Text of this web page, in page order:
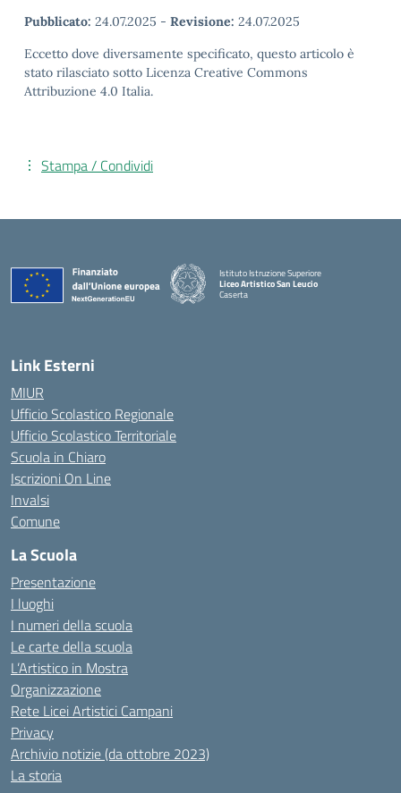
Pubblicato: 24.07.2025 - Revisione: 24.07.2025
Eccetto dove diversamente specificato, questo articolo è
stato rilasciato sotto Licenza Creative Commons
Attribuzione 4.0 Italia.
Stampa / Condividi
Istituto Istruzione Superiore
Liceo Artistico San Leucio
Caserta
Link Esterni
MIUR
Ufficio Scolastico Regionale
Ufficio Scolastico Territoriale
Scuola in Chiaro
Iscrizioni On Line
Invalsi
Comune
La Scuola
Presentazione
I luoghi
I numeri della scuola
Le carte della scuola
L’Artistico in Mostra
Organizzazione
Rete Licei Artistici Campani
Privacy
Archivio notizie (da ottobre 2023)
La storia